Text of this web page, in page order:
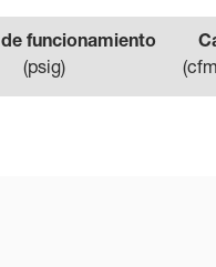
funcionamiento
(psig)
(